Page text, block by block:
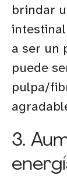
brindar
a ser un
puede
pulpa/
3.